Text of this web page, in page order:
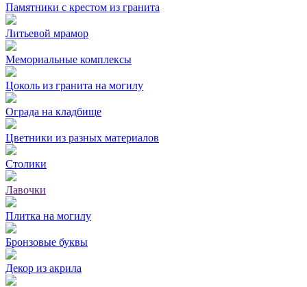
Памятники с крестом из гранита
Литьевой мрамор
Мемориальные комплексы
Цоколь из гранита на могилу
Ограда на кладбище
Цветники из разных материалов
Столики
Лавочки
Плитка на могилу
Бронзовые буквы
Декор из акрила